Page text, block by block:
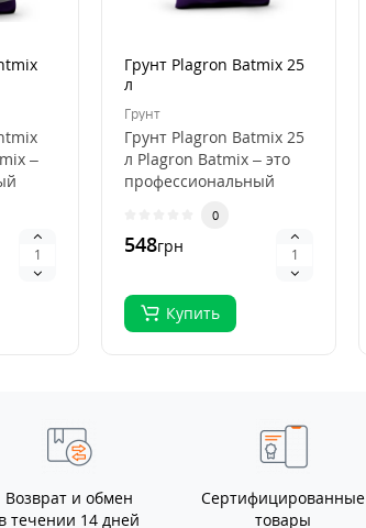
–
Грунт Plagron Batmix 25
л
Грунт
Грунт Plagron Batmix 25
л Plagron Batmix – это
профессиональный
органического
выращива..
0
548грн
Купить
Возврат и обмен
в течении 14 дней
Сертифицированные
товары